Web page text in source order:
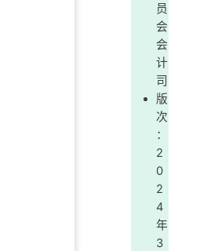
员
会
会
计
司
版
次
：
2
0
2
4
年
3